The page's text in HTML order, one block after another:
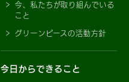
今、私たちが取り組んでいる
こと
グリーンピースの活動方針
今日からできること